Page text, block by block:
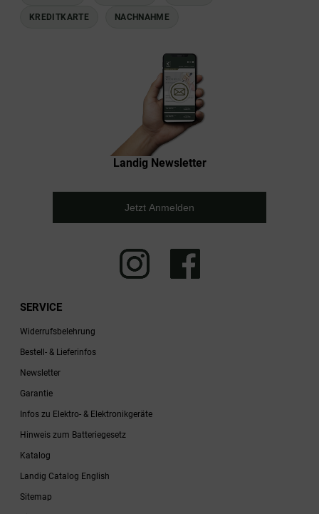
KREDITKARTE NACHNAHME
Landig Newsletter
Jetzt Anmelden
SERVICE
Widerrufsbelehrung
Bestell- & Lieferinfos
Newsletter
Garantie
Infos zu Elektro- & Elektronikgeräte
Hinweis zum Batteriegesetz
Katalog
Landig Catalog English
Sitemap